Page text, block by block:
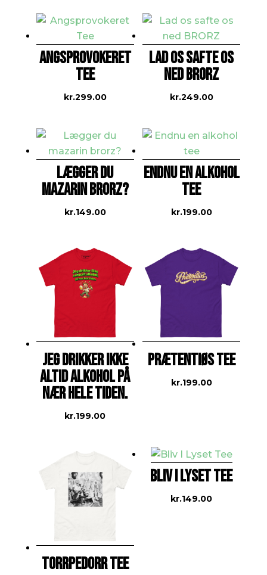
ANGSPROVOKERET
TEE
kr.299.00
LAD OS SAFTE OS
NED BRORZ
kr.249.00
LÆGGER DU
MAZARIN BRORZ?
kr.149.00
ENDNU EN ALKOHOL
TEE
kr.199.00
JEG DRIKKER IKKE
ALTID ALKOHOL PÅ
NÆR HELE TIDEN.
kr.199.00
PRÆTENTIØS TEE
kr.199.00
TORRPEDORR TEE
BLIV I LYSET TEE
kr.149.00